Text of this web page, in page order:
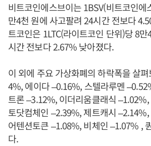
비트코인에스브이는 1BSV(비트코인에
만4천 원에 사고팔려 24시간 전보다
트코인은 1LTC(라이트코인 단위)당 8
시간 전보다 2.67% 낮아졌다.
이 외에 주요 가상화폐의 하락폭을 살
4%, 에이다 –0.16%, 스텔라루멘
트론 –3.12%, 이더리움클래식
토닷컴체인 –2.39%, 제트캐시
어텐션토큰 –1.08%, 비체인 –1.07% ,
다.